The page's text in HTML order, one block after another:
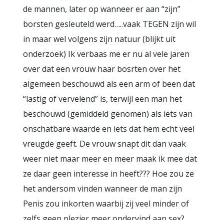
de mannen, later op wanneer er aan “zijn”
borsten gesleuteld werd…..vaak TEGEN zijn wil
in maar wel volgens zijn natuur (blijkt uit
onderzoek) Ik verbaas me er nu al vele jaren
over dat een vrouw haar bosrten over het
algemeen beschouwd als een arm of been dat
“lastig of vervelend” is, terwijl een man het
beschouwd (gemiddeld genomen) als iets van
onschatbare waarde en iets dat hem echt veel
vreugde geeft. De vrouw snapt dit dan vaak
weer niet maar meer en meer maak ik mee dat
ze daar geen interesse in heeft??? Hoe zou ze
het andersom vinden wanneer de man zijn
Penis zou inkorten waarbij zij veel minder of